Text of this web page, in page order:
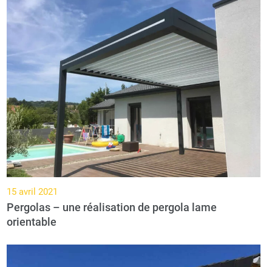
15 avril 2021
Pergolas – une réalisation de pergola lame
orientable